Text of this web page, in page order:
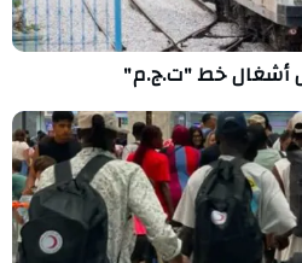
أشغال خط "ت.ج.م"